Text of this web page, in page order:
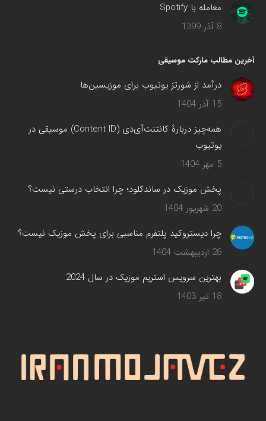
معامله با Spotify
8 آذر 1399
آخرین مطالب مارکت موسیقی
درآمد از شورتز یوتیوب برای موزیسین‌ها
15 آذر 1404
همه‌چیز دربارهٔ کانتنت‌آی‌دی (Content ID) موسیقی در
یوتیوب
5 مهر 1404
پخش موزیک در ساندکلود؛ چرا انتخاب درستی نیست؟
20 شهریور 1404
چرا دیستروکید پلتفرم مناسبی برای پخش موزیک نیست؟
26 اردیبهشت 1404
بهترین سرویس‌ استریم موزیک در سال 2024
18 تیر 1403